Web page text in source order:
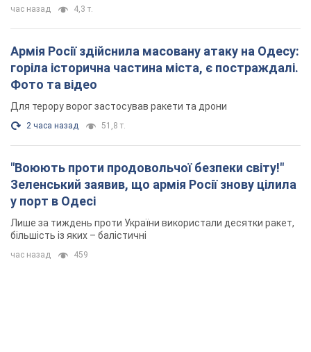
час назад 4,3 т.
Армія Росії здійснила масовану атаку на Одесу:
горіла історична частина міста, є постраждалі.
Фото та відео
Для терору ворог застосував ракети та дрони
2 часа назад 51,8 т.
"Воюють проти продовольчої безпеки світу!"
Зеленський заявив, що армія Росії знову цілила
у порт в Одесі
Лише за тиждень проти України використали десятки ракет,
більшість із яких – балістичні
час назад 459